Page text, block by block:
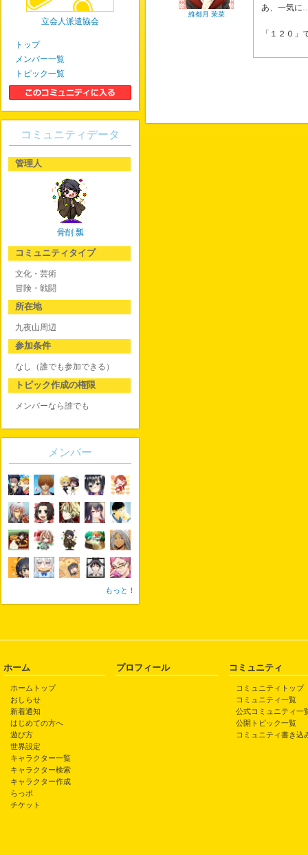
維都月 茉菜
あ、一気
「１２０」
立会人派遣協会
トップ
メンバー一覧
トピック一覧
コミュニティデータ
管理人
骨削 瓢
コミュニティタイプ
文化・芸術
冒険・戦闘
所在地
九夜山周辺
参加条件
なし（誰でも参加できる）
トピック作成の権限
メンバーなら誰でも
メンバー
もっと！
ホーム
ホームトップ
おしらせ
新着通知
はじめての方へ
遊び方
世界設定
キャラクター一覧
キャラクター検索
キャラクター作成
らっポ
チケット
プロフィール コミュニティ
コミュニティトップ
コミュニティ一覧
公式コミュニティ一
公開トピック一覧
コミュニティ書き込